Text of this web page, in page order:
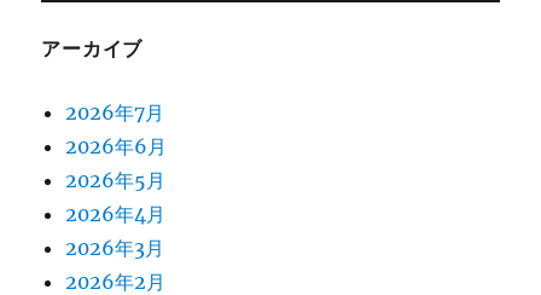
アーカイブ
2026年7月
2026年6月
2026年5月
2026年4月
2026年3月
2026年2月